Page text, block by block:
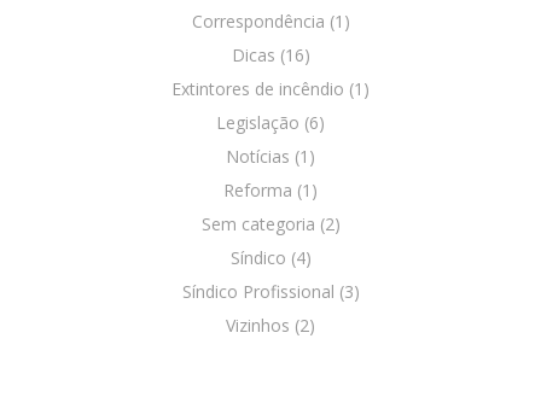
Correspondência (1)
Dicas (16)
Extintores de incêndio (1)
Legislação (6)
Notícias (1)
Reforma (1)
Sem categoria (2)
Síndico (4)
Síndico Profissional (3)
Vizinhos (2)